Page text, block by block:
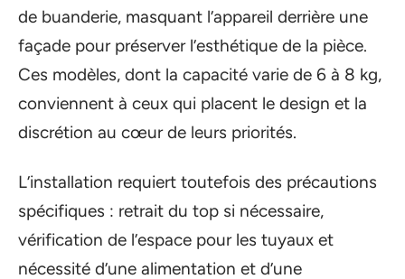
de buanderie, masquant l’appareil derrière une
façade pour préserver l’esthétique de la pièce.
Ces modèles, dont la capacité varie de 6 à 8 kg,
conviennent à ceux qui placent le design et la
discrétion au cœur de leurs priorités.
L’installation requiert toutefois des précautions
spécifiques : retrait du top si nécessaire,
vérification de l’espace pour les tuyaux et
nécessité d’une alimentation et d’une